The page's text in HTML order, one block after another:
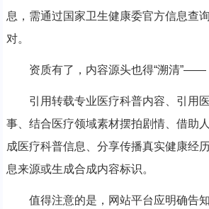
息，需通过国家卫生健康委官方信息查
对。
资质有了，内容源头也得“溯清”——
引用转载专业医疗科普内容、引用医
事、结合医疗领域素材摆拍剧情、借助
成医疗科普信息、分享传播真实健康经
息来源或生成合成内容标识。
值得注意的是，网站平台应明确告知